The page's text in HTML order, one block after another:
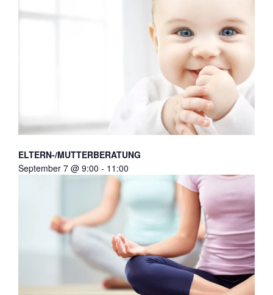
ELTERN-/MUTTERBERATUNG
September 7 @ 9:00 - 11:00